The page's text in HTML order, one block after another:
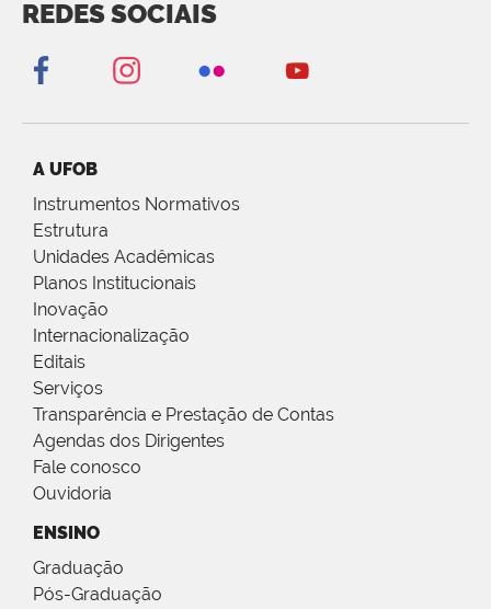
REDES SOCIAIS
A UFOB
Instrumentos Normativos
Estrutura
Unidades Acadêmicas
Planos Institucionais
Inovação
Internacionalização
Editais
Serviços
Transparência e Prestação de Contas
Agendas dos Dirigentes
Fale conosco
Ouvidoria
ENSINO
Graduação
Pós-Graduação